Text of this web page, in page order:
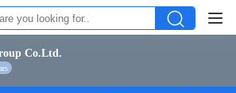
Co.Ltd.